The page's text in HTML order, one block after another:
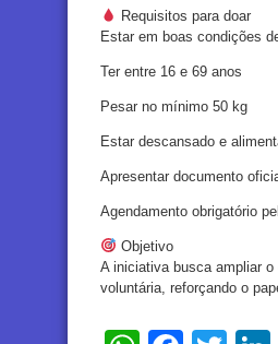
Requisitos para doar
Estar em boas condições
Ter entre 16 e 69 anos
Pesar no mínimo 50 kg
Estar descansado e
Apresentar documento
Agendamento obrigatório
Objetivo
A iniciativa busca ampliar
voluntária, reforçando o